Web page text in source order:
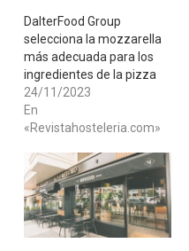
DalterFood Group
selecciona la mozzarella
más adecuada para los
ingredientes de la pizza
24/11/2023
En
«Revistahosteleria.com»